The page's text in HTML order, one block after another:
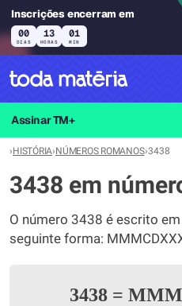
Inscrições encerram em
00
DIAS
13
HORAS
01
MIN
Assinar TM+
›HISTÓRIA›NÚMEROS ROMANOS›3438
3438 em
O número 3438 é escrito
seguinte forma:
3438 =